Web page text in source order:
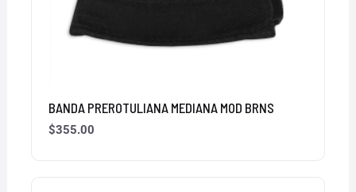
BANDA PREROTULIANA MEDIANA MOD BRNS
$355.00